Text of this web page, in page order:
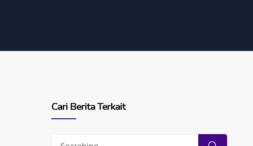
Cari Berita Terkait
Search